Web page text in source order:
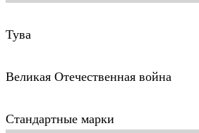
Тува
Великая Отечественная война
Стандартные марки